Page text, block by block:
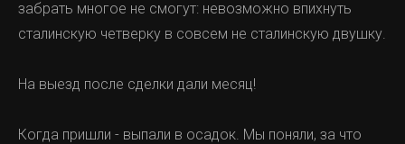
забрать многое не смогут: невозможно впихнуть
сталинскую четверку в совсем не сталинскую двушку.
На выезд после сделки дали месяц!
Когда пришли - выпали в осадок. Мы поняли, за что